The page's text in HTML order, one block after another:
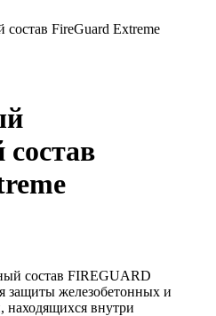
FireGuard Extreme